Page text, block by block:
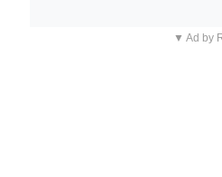
▼ Ad by